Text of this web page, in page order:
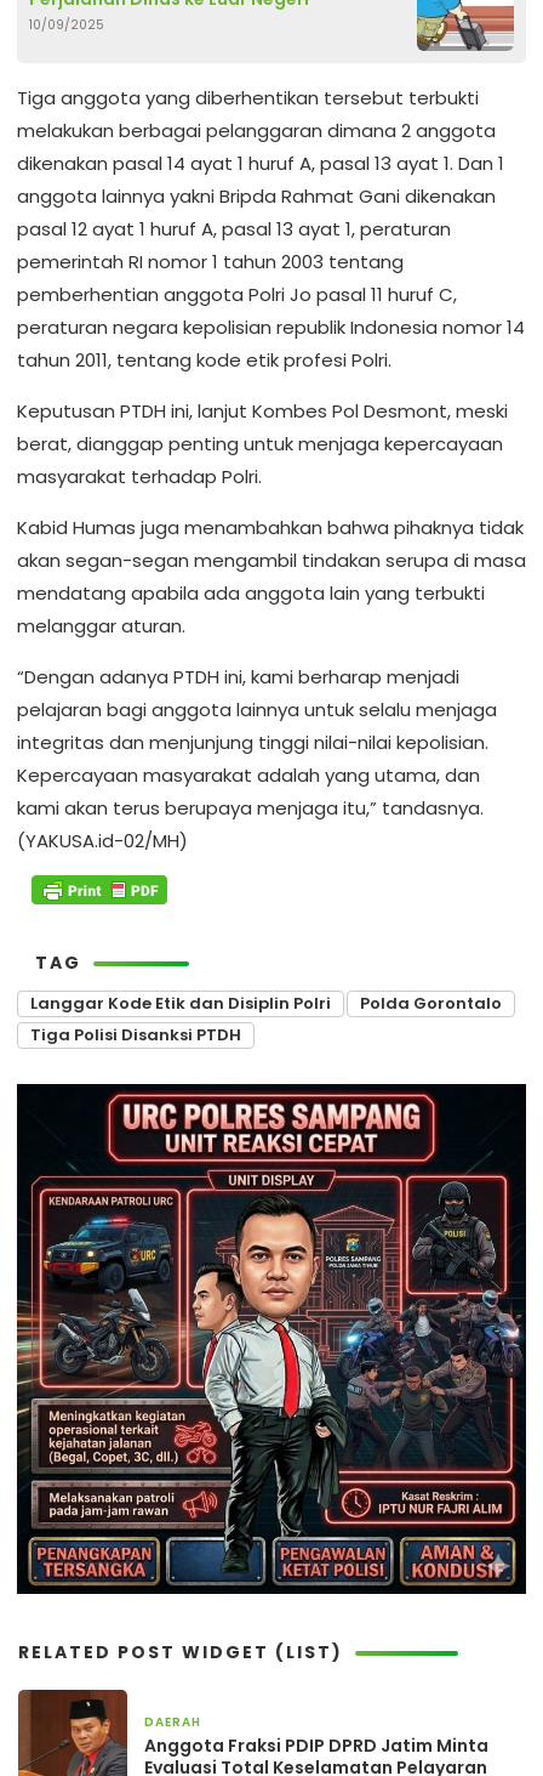
10/09/2025
Tiga anggota yang diberhentikan tersebut terbukti
melakukan berbagai pelanggaran dimana 2 anggota
dikenakan pasal 14 ayat 1 huruf A, pasal 13 ayat 1. Dan 1
anggota lainnya yakni Bripda Rahmat Gani dikenakan
pasal 12 ayat 1 huruf A, pasal 13 ayat 1, peraturan
pemerintah RI nomor 1 tahun 2003 tentang
pemberhentian anggota Polri Jo pasal 11 huruf C,
peraturan negara kepolisian republik Indonesia nomor 14
tahun 2011, tentang kode etik profesi Polri.
Keputusan PTDH ini, lanjut Kombes Pol Desmont, meski
berat, dianggap penting untuk menjaga kepercayaan
masyarakat terhadap Polri.
Kabid Humas juga menambahkan bahwa pihaknya tidak
akan segan-segan mengambil tindakan serupa di masa
mendatang apabila ada anggota lain yang terbukti
melanggar aturan.
“Dengan adanya PTDH ini, kami berharap menjadi
pelajaran bagi anggota lainnya untuk selalu menjaga
integritas dan menjunjung tinggi nilai-nilai kepolisian.
Kepercayaan masyarakat adalah yang utama, dan
kami akan terus berupaya menjaga itu,” tandasnya.
(YAKUSA.id-02/MH)
TAG
Langgar Kode Etik dan Disiplin Polri
Polda Gorontalo
Tiga Polisi Disanksi PTDH
RELATED POST WIDGET (LIST)
DAERAH
Anggota Fraksi PDIP DPRD Jatim Minta
Evaluasi Total Keselamatan Pelayaran